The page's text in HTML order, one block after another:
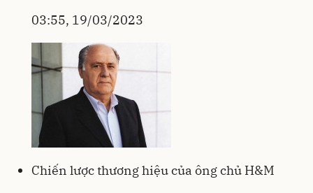
03:55, 19/03/2023
Chiến lược thương hiệu của ông chủ H&M